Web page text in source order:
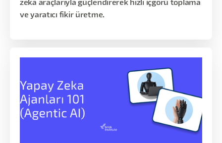
zeka araçlarıyla güçlendirerek hızlı içgörü toplama
ve yaratıcı fikir üretme.